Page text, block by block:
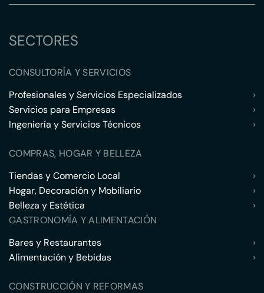
SECTORES
CONSULTORÍA Y SERVICIOS
Profesionales y Servicios Especializados
›
Servicios para Empresas
›
Ingeniería y Servicios Técnicos
›
COMPRAS, HOGAR Y BELLEZA
Tiendas y Comercio Local
›
Hogar, Decoración y Mobiliario
›
Belleza y Estética
›
GASTRONOMÍA Y ALIMENTACIÓN
Bares y Restaurantes
›
Alimentación y Bebidas
›
CONSTRUCCIÓN Y REFORMAS